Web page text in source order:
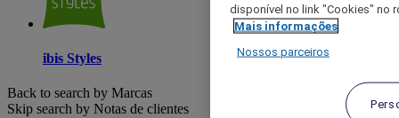
ibis Styles
Back to search by Marcas
Skip search by Notas de clientes
disponível no link "Cookies" no
Mais informações
Nossos parceiros